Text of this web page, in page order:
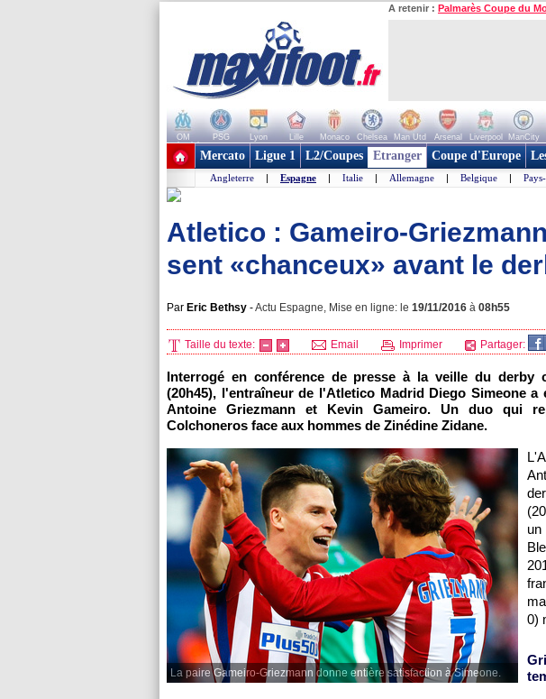
A retenir : Palmarès Coupe du
OM PSG Lyon Lille Monaco Chelsea Man Utd Arsenal Liverpool ManCity
+ de clubs
Mercato Ligue 1 L2/Coupes Etranger Coupe d'Europe
Angleterre | Espagne | Italie | Allemagne | Belgique |
Atletico : Gameiro-
sent «chanceux» avant le
Par Eric Bethsy -Actu Espagne, Mise en ligne: le 19/11/2016 à 08h55
Taille du texte: Email Imprimer Partager:
Interrogé en conférence de presse à la veille du derby
(20h45), l'entraîneur de l'Atletico Madrid Diego Simeone
Antoine Griezmann et Kevin Gameiro. Un duo qui
Colchoneros face aux hommes de Zinédine Zidane.
La paire Gameiro-Griezmann donne entière satisfaction à Simeone.
0)